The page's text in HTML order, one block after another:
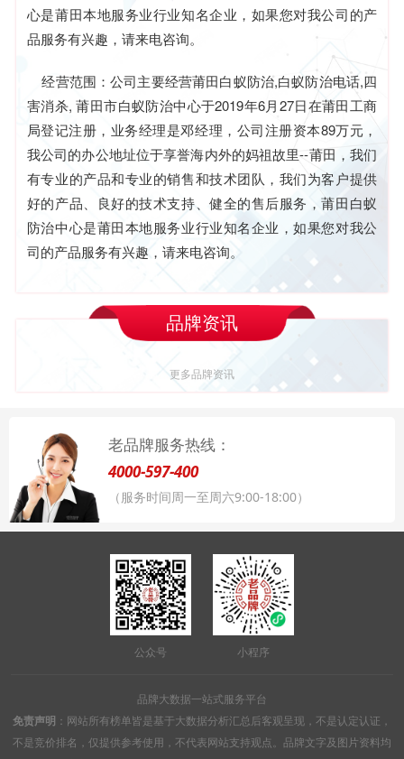
心是莆田本地服务业行业知名企业，如果您对我公司的产
品服务有兴趣，请来电咨询。
经营范围：公司主要经营莆田白蚁防治,白蚁防治电话,四
害消杀, 莆田市白蚁防治中心于2019年6月27日在莆田工商
局登记注册，业务经理是邓经理，公司注册资本89万元，
我公司的办公地址位于享誉海内外的妈祖故里--莆田，我们
有专业的产品和专业的销售和技术团队，我们为客户提供
好的产品、良好的技术支持、健全的售后服务，莆田白蚁
防治中心是莆田本地服务业行业知名企业，如果您对我公
司的产品服务有兴趣，请来电咨询。
品牌资讯
更多品牌资讯
老品牌服务热线：
4000-597-400
（服务时间周一至周六9:00-18:00）
公众号 小程序
品牌大数据一站式服务平台
免责声明 ：网站所有榜单皆是基于大数据分析汇总后客观呈现，不是认定认证，
不是竞价排名，仅提供参考使用，不代表网站支持观点。品牌文字及图片资料均